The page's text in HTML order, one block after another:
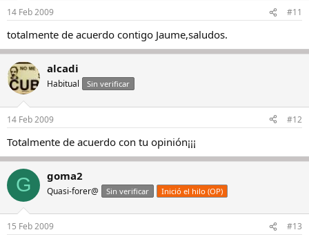
14 Feb 2009 #11
totalmente de acuerdo contigo Jaume,saludos.
alcadi
Habitual Sin verificar
14 Feb 2009 #12
Totalmente de acuerdo con tu opinión¡¡¡
G goma2
Quasi-forer@ Sin verificar Inició el hilo (OP)
15 Feb 2009 #13